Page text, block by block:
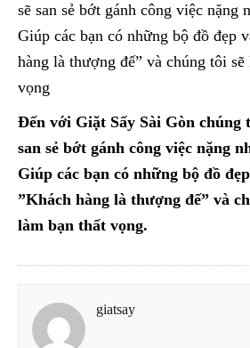
sẽ san sẻ bớt gánh công việc nặng
Giúp các bạn có những bộ đồ đẹp
hàng là thượng đế” và chúng tôi
vọng
Đến với Giặt Sấy Sài Gòn chúng
san sẻ bớt gánh công việc nặng
Giúp các bạn có những bộ đồ
”Khách hàng là thượng đế” và
làm bạn thất vọng.
giatsay